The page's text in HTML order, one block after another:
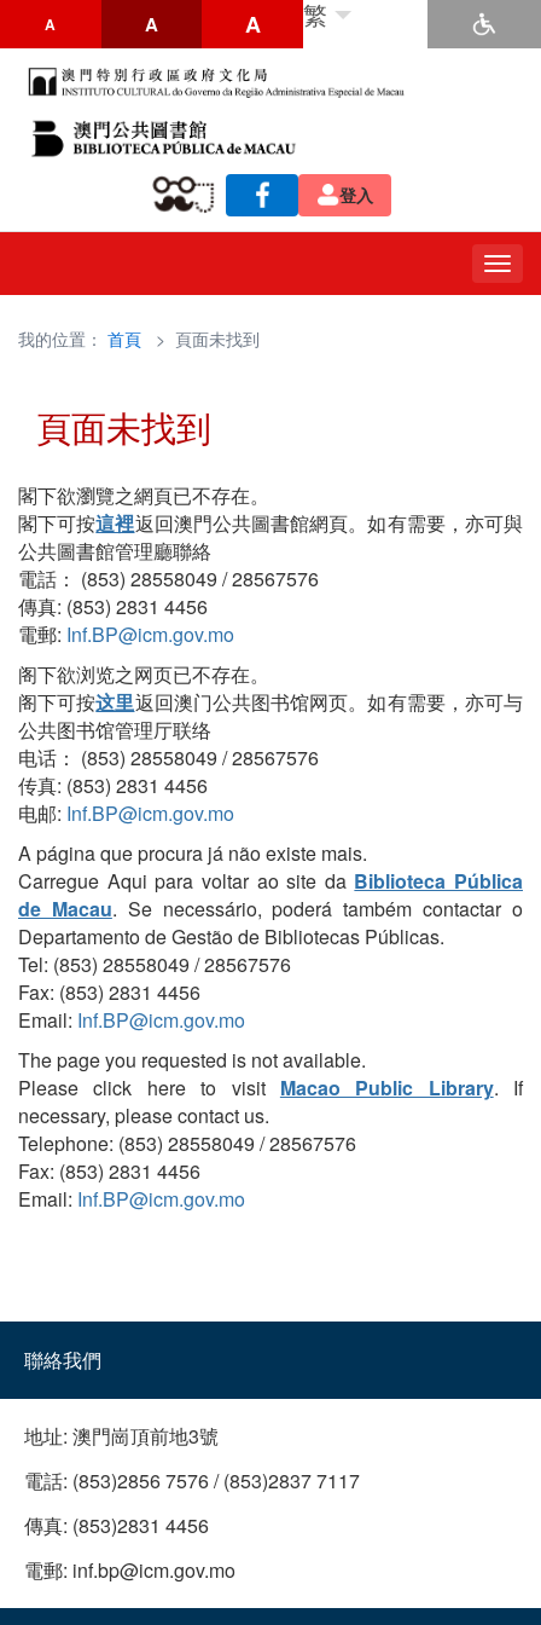
A A A 繁
登入
我的位置： 首頁 > 頁面未找到
頁面未找到
閣下欲瀏覽之網頁已不存在。
閣下可按這裡返回澳門公共圖書館網頁。如有需要，亦可與
公共圖書館管理廳聯絡
電話： (853) 28558049 / 28567576
傳真: (853) 2831 4456
電郵: Inf.BP@icm.gov.mo
阁下欲浏览之网页已不存在。
阁下可按这里返回澳门公共图书馆网页。如有需要，亦可与
公共图书馆管理厅联络
电话： (853) 28558049 / 28567576
传真: (853) 2831 4456
电邮: Inf.BP@icm.gov.mo
A página que procura já não existe mais.
Carregue Aqui para voltar ao site da Biblioteca Pública
de Macau. Se necessário, poderá também contactar o
Departamento de Gestão de Bibliotecas Públicas.
Tel: (853) 28558049 / 28567576
Fax: (853) 2831 4456
Email: Inf.BP@icm.gov.mo
The page you requested is not available.
Please click here to visit Macao Public Library. If
necessary, please contact us.
Telephone: (853) 28558049 / 28567576
Fax: (853) 2831 4456
Email: Inf.BP@icm.gov.mo
聯絡我們
地址: 澳門崗頂前地3號
電話: (853)2856 7576 / (853)2837 7117
傳真: (853)2831 4456
電郵: inf.bp@icm.gov.mo